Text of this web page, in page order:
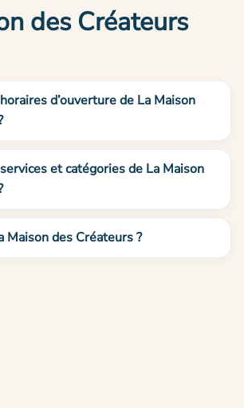
des Créateurs
d’ouverture de La Maison
et catégories de La Maison
Maison des Créateurs ?